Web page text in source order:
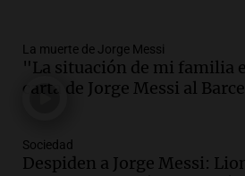
Audio.Tragedia en
y cinco heridos tras
un puente
Audio.Messi llegará
La muerte de Jorge Messi
"La situación de mi familia
carta de Jorge Messi al
Sociedad
Despiden a Jorge Messi: